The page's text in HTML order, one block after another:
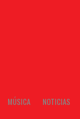
MÚSICA NOTICIAS